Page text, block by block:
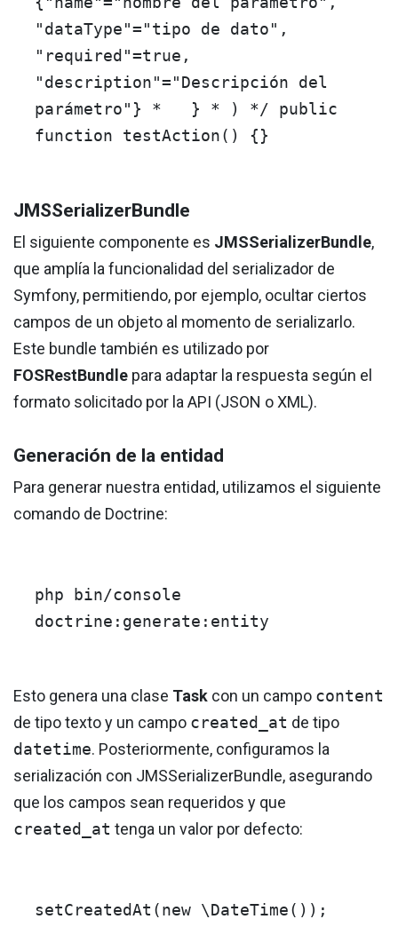
"dataType"="tipo de dato",
"required"=true,
"description"="Descripción del
parámetro"} * } * ) */
public
function
testAction() {}
JMSSerializerBundle
El siguiente componente es JMSSerializerBundle,
que amplía la funcionalidad del serializador de
Symfony, permitiendo, por ejemplo, ocultar ciertos
campos de un objeto al momento de serializarlo.
Este bundle también es utilizado por
FOSRestBundle para adaptar la respuesta según el
formato solicitado por la API (JSON o XML).
Generación de la entidad
Para generar nuestra entidad, utilizamos el siguiente
comando de Doctrine:
php bin/console
doctrine:generate:entity
Esto genera una clase Task con un campo content
de tipo texto y un campo created_at de tipo
datetime. Posteriormente, configuramos la
serialización con JMSSerializerBundle, asegurando
que los campos sean requeridos y que
created_at tenga un valor por defecto:
setCreatedAt (new \DateTime());